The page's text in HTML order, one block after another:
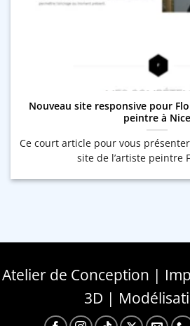
Nouveau site responsive pour
peintre à Nice
Ce court article pour vous
site de l’artiste peintre
Atelier de Conception |
3D |